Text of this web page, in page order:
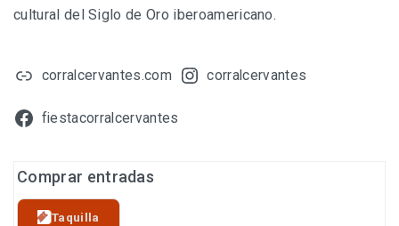
cultural del Siglo de Oro iberoamericano.
corralcervantes.com corralcervantes
fiestacorralcervantes
Comprar entradas
Taquilla